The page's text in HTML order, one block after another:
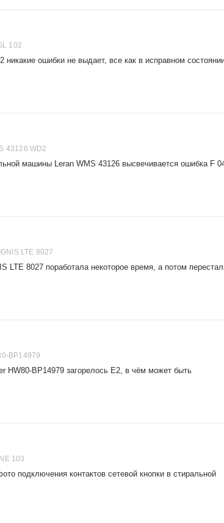
102
ошибки не выдает, все как в исправном
43126 WD2
машины Leran WMS 43126 высвечивается ошибка F
LTE 8027
LTE 8027 поработала некоторое время, а потом
BP14979
HW80-BP14979 загорелось Е2, в чём может быть
103
подключения контактов сетевой кнопки в стиральной